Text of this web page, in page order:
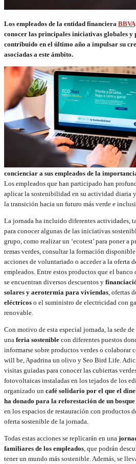
Los empleados de la entidad financiera BBVA
conocer las principales iniciativas globales y
contribuido en el último año a impulsar su
asociadas a este ámbito.
concienciar a sus empleados de la
Los empleados que han participado han
aplicar la sostenibilidad en su actividad diaria
la transición hacia un futuro más verde e
La jornada ha incluido diferentes actividades,
para conocer algunas de las iniciativas
grupo, como realizar un ‘ecotest’ para poner a
temas verdes, consultar la formación disponible
acciones de voluntariado o acceder a la oferta
empleados. Entre estos productos que el
se encuentran diversos descuentos y
solares y aerotermia para viviendas, ofertas
eléctricos o el suministro de electricidad con
renovable.
Con motivo de esta especial jornada, la sede
una feria sostenible con diferentes puestos
informarse sobre productos verdes o colaborar
will be, Apadrina un olivo y Seo Bird Life.
visitas guiadas para conocer las cubiertas
fotovoltaicas instaladas en los tejados de los
organizado un café solidario por el que el
ha donado para la reforestación de un
en los espacios de restauración con productos
oferta sostenible de la jornada.
Todas estas acciones se replicarán en una
familiares de los empleados, que podrán
tener un mundo más sostenible. Además, se